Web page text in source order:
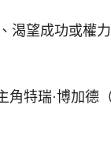
渴望成功或權
特瑞·博加德